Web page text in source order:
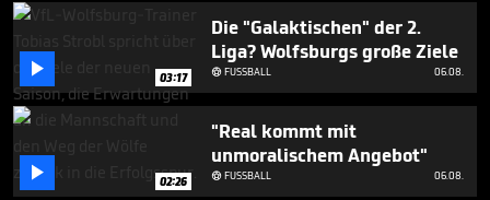
 03:17
Die "Galaktischen" der 2.
Liga? Wolfsburgs große Ziele
FUSSBALL 06.08.
 02:26
"Real kommt mit
unmoralischem Angebot"
FUSSBALL 06.08.